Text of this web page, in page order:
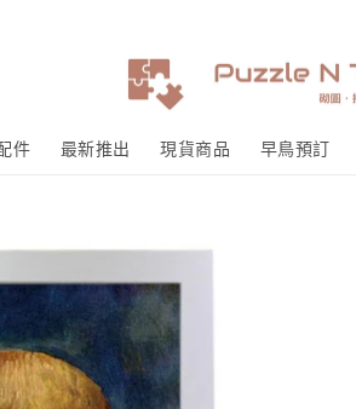
件 最新推出 現貨商品 早鳥預訂